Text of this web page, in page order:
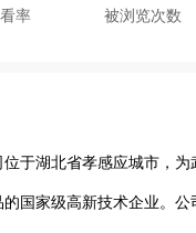
率 被浏览次数
于湖北省孝感应城市，
国家级高新技术企业。